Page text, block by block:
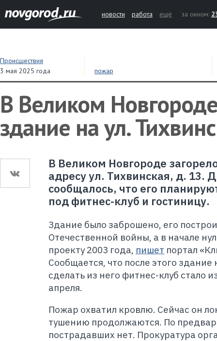
новости работа ещё за окном:
Происшествия
3 мая 2025 года
пожар
В Великом
здание на ул.
В Великом Новгороде
адресу ул. Тихвинская, д. 13.
сообщалось, что его
под фитнес-клуб и гостиницу.
Здание было заброшено, его
Отечественной войны, а в начале
проекту 2003 года, пишет портал
Сообщается, что после этого здание
сделать из него фитнес-клуб стало
апреля.
Пожар охватил кровлю. Сейчас он
тушению продолжаются. По
пострадавших нет. Прокуратура